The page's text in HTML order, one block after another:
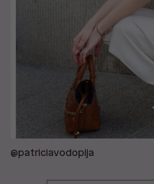
@patriciavodopija